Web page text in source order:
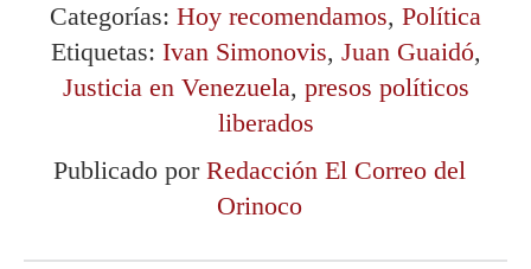
Categorías: Hoy recomendamos, Política
Etiquetas: Ivan Simonovis, Juan Guaidó,
Justicia en Venezuela, presos políticos
liberados
Publicado por Redacción El Correo del
Orinoco